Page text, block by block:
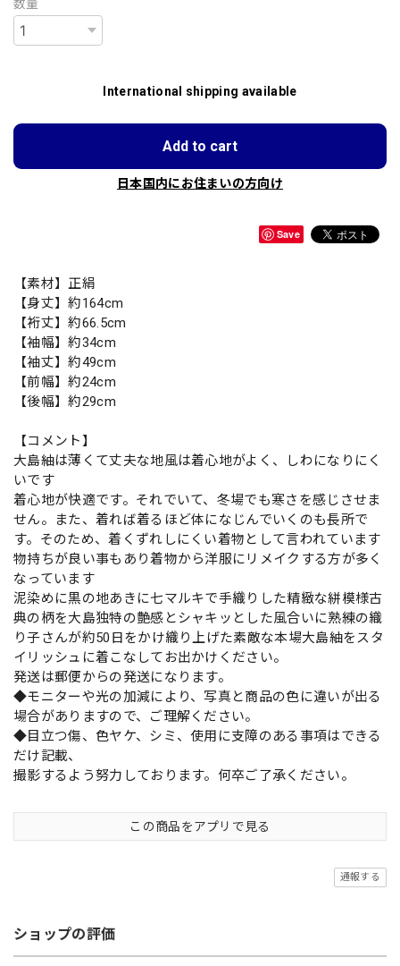
数量
International shipping available
Add to cart
日本国内にお住まいの方向け
Save
【素材】正絹
【身丈】約164cm
【裄丈】約66.5cm
【袖幅】約34cm
【袖丈】約49cm
【前幅】約24cm
【後幅】約29cm
【コメント】
大島紬は薄くて丈夫な地風は着心地がよく、しわになりにく
いです
着心地が快適です。それでいて、冬場でも寒さを感じさせま
せん。また、着れば着るほど体になじんでいくのも長所で
す。そのため、着くずれしにくい着物として言われています
物持ちが良い事もあり着物から洋服にリメイクする方が多く
なっています
泥染めに黒の地あきに七マルキで手織りした精緻な絣模様古
典の柄を大島独特の艶感とシャキッとした風合いに熟練の織
り子さんが約50日をかけ織り上げた素敵な本場大島紬をスタ
イリッシュに着こなしてお出かけください。
発送は郵便からの発送になります。
◆モニターや光の加減により、写真と商品の色に違いが出る
場合がありますので、ご理解ください。
◆目立つ傷、色ヤケ、シミ、使用に支障のある事項はできる
だけ記載、
撮影するよう努力しております。何卒ご了承ください。
この商品をアプリで見る
通報する
ショップの評価